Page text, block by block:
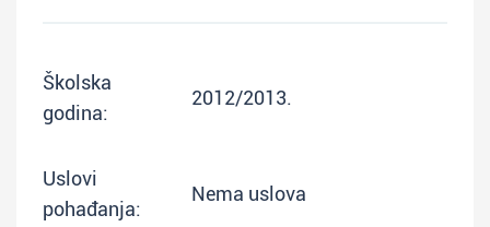
Školska
godina:
2012/2013.
Uslovi
pohađanja:
Nema uslova